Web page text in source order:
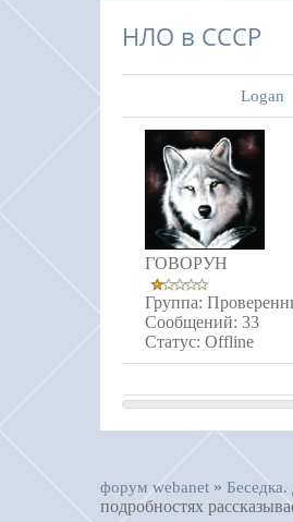
НЛО в СССР
Logan
ГОВОРУН
Группа:
Сообщений: 33
Статус: Offline
форум webanet »
подробностях